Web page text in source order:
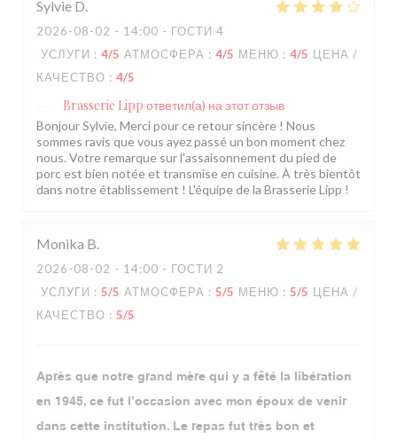
Sylvie D
2026-08-02 - 14:00 - ГОСТИ 4
УСЛУГИ : 4/5 АТМОСФЕРА : 4/5 МЕНЮ : 4/5 ЦЕНА /
КАЧЕСТВО : 4/5
Brasserie Lipp ответил(а) на этот отзыв
Bonjour Sylvie, Merci pour ce retour sincère ! Nous
sommes ravis que vous ayez passé un bon moment chez
nous. Votre remarque sur l'assaisonnement du pied de
porc est bien notée et transmise en cuisine. À très bientôt
dans notre établissement ! L'équipe de la Brasserie Lipp !
Monika B
2026-08-02 - 14:00 - ГОСТИ 2
УСЛУГИ : 5/5 АТМОСФЕРА : 5/5 МЕНЮ : 5/5 ЦЕНА /
КАЧЕСТВО : 5/5
Après que notre grand mère qui y a fêté la libération
en 1945, ce fut l’occasion avec mon époux de venir
dans cette institution. Le repas fut très bon et